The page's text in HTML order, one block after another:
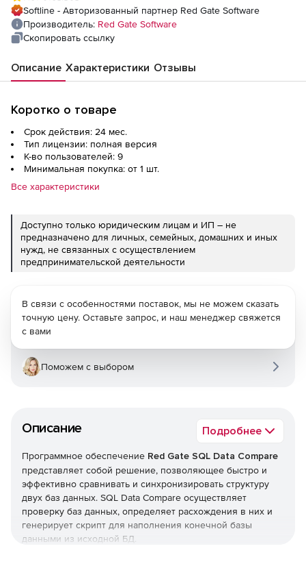
Softline - Авторизованный партнер Red Gate Software
Производитель: Red Gate Software
Скопировать ссылку
Описание Характеристики Отзывы
Коротко о товаре
Срок действия: 24 мес.
Тип лицензии: полная версия
К-во пользователей: 9
Минимальная покупка: от 1 шт.
Все характеристики
Доступно только юридическим лицам и ИП – не
предназначено для личных, семейных, домашних и иных
нужд, не связанных с осуществлением
предпринимательской деятельности
Описание Подробнее
Программное обеспечение Red Gate SQL Data Compare
представляет собой решение, позволяющее быстро и
эффективно сравнивать и синхронизировать структуру
двух баз данных. SQL Data Compare осуществляет
проверку баз данных, определяет расхождения в них и
генерирует скрипт для наполнения конечной базы
данными из исходной БД.
В связи с особенностями поставок, мы не можем сказать
точную цену. Оставьте запрос, и наш менеджер свяжется
с вами
Поможем с выбором